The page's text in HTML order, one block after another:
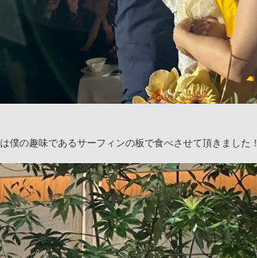
僕の趣味であるサーフィンの板で食べさせて頂きました！